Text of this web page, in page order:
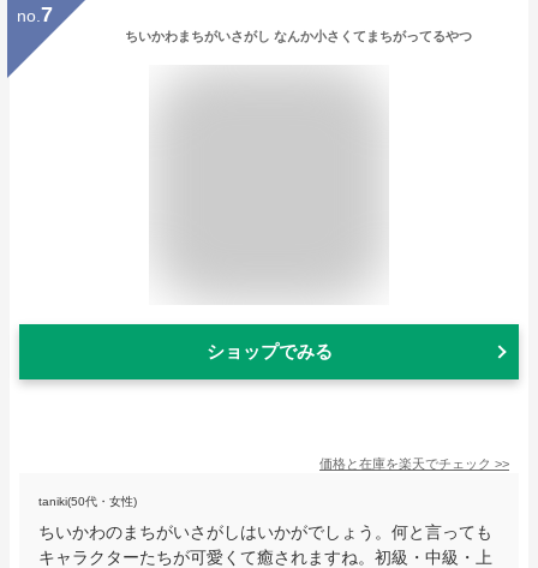
no. 7
ちいかわまちがいさがし なんか小さくてまちがってるやつ
ショップでみる
価格と在庫を楽天でチェック >>
taniki(50代・女性)
ちいかわのまちがいさがしはいかがでしょう。何と言っても
キャラクターたちが可愛くて癒されますね。初級・中級・上